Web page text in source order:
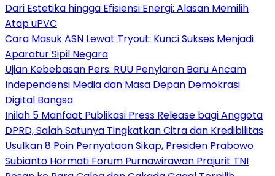
Dari Estetika hingga Efisiensi Energi: Alasan Memilih
Atap uPVC
Cara Masuk ASN Lewat Tryout: Kunci Sukses Menjadi
Aparatur Sipil Negara
Ujian Kebebasan Pers: RUU Penyiaran Baru Ancam
Independensi Media dan Masa Depan Demokrasi
Digital Bangsa
Inilah 5 Manfaat Publikasi Press Release bagi Anggota
DPRD, Salah Satunya Tingkatkan Citra dan Kredibilitas
Usulkan 8 Poin Pernyataan Sikap, Presiden Prabowo
Subianto Hormati Forum Purnawirawan Prajurit TNI